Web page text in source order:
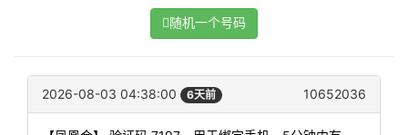
随机一个号码
2026-08-03 04:38:00 6天前 10652036